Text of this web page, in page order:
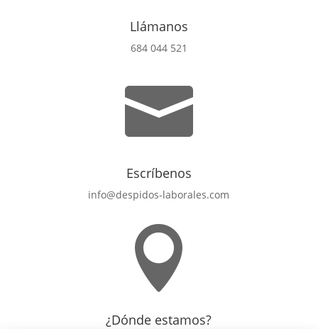
Llámanos
684 044 521

Escríbenos
info@despidos-laborales.com

¿Dónde estamos?